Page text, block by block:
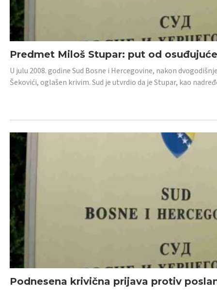
Predmet Miloš Stupar: put od
U julu 2008. godine Sud Bosne i Hercegovine, nakon
Šekovići, oglašen krivim. Sud je utvrdio da je Stupar, kao
Podnesena krivična prijava protiv